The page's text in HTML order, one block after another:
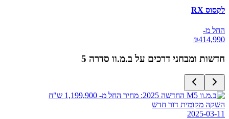
לקסוס RX
החל מ-
₪414,990
חדשות ומבחני דרכים על ב.מ.וו סדרה 5
השקה מקומית דור חדש
2025-03-11